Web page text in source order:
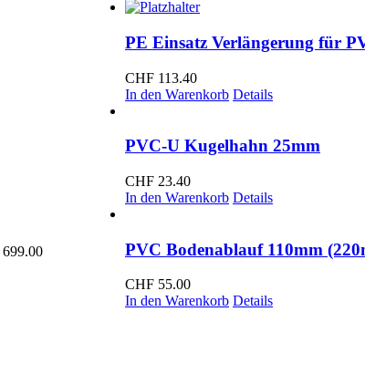
PE Einsatz Verlängerung für
CHF 113.40
In den Warenkorb Details
PVC-U Kugelhahn 25mm
CHF 23.40
In den Warenkorb Details
PVC Bodenablauf 110mm
CHF 55.00
In den Warenkorb Details
699.00